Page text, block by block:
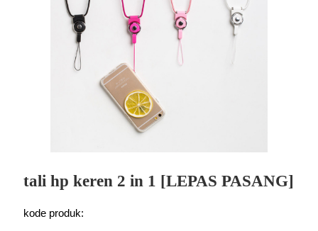
tali hp keren 2 in 1 [LEPAS PASANG]
kode produk: